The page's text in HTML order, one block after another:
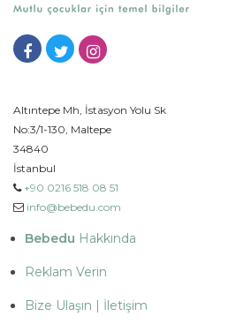
Altıntepe Mh, İstasyon Yolu Sk
No:3/1-130, Maltepe
34840
İstanbul
+90 0216 518 08 51
info@bebedu.com
Bebedu Hakkında
Reklam Verin
Bize Ulaşın | İletişim